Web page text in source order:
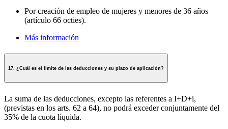
Por creación de empleo de mujeres y menores de 36 años
(artículo 66 octies).
Más información
17. ¿Cuál es el límite de las deducciones y su plazo de aplicación?
La suma de las deducciones, excepto las referentes a I+D+i,
(previstas en los arts. 62 a 64), no podrá exceder conjuntamente del
35% de la cuota líquida.